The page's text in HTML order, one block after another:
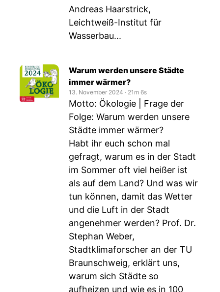
Andreas Haarstrick,
Leichtweiß-Institut für
Wasserbau...
Warum werden unsere Städte
immer wärmer?
13. November 2024 ‧ 21m 6s
Motto: Ökologie | Frage der
Folge: Warum werden unsere
Städte immer wärmer?
Habt ihr euch schon mal
gefragt, warum es in der Stadt
im Sommer oft viel heißer ist
als auf dem Land? Und was wir
tun können, damit das Wetter
und die Luft in der Stadt
angenehmer werden? Prof. Dr.
Stephan Weber,
Stadtklimaforscher an der TU
Braunschweig, erklärt uns,
warum sich Städte so
aufheizen und wie es in 100